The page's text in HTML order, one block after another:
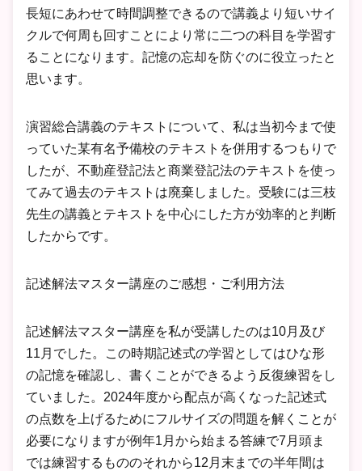
長短にあわせて時間調整できるので講義より短いサイ
クルで何周も回すことにより常に二つの科目を学習す
ることになります。記憶の忘却を防ぐのに役立ったと
思います。
演習総合講義のテキストについて、私は当初今まで使
っていた某有名予備校のテキストを併用するつもりで
したが、不動産登記法と商業登記法のテキストを使っ
てみて過去のテキストは廃棄しました。受験には三枝
先生の講義とテキストを中心にした方が効率的と判断
したからです。
記述解法マスター講座のご感想・ご利用方法
記述解法マスター講座を私が受講したのは10月及び
11月でした。この時期記述式の学習としてはひな形
の記憶を確認し、書くことができるよう反復練習をし
ていました。2024年度から配点が高くなった記述式
の点数を上げるためにフルサイズの問題を解くことが
必要になりますが例年1月から始まる答練で7月頭ま
では練習するもののそれから12月末までの半年間は